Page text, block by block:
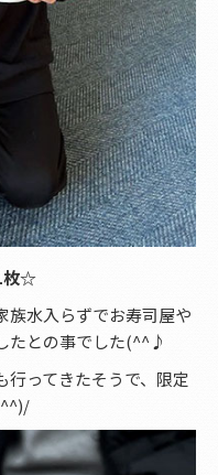
枚☆
族水入らずでお寿司屋や
たとの事でした(^^♪
行ってきたそうで、限定